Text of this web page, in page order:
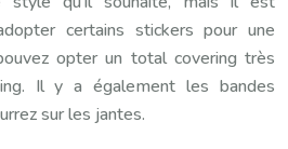
certains stickers pour une
opter un total covering très
Il y a également les bandes
sur les jantes.